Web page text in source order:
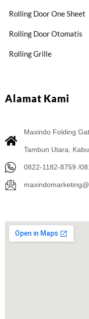
Rolling Door One Sheet
Rolling Door Otomatis
Rolling Grille
Alamat Kami
Maxindo Folding
Tambun Utara,
0822-1182-8759 /